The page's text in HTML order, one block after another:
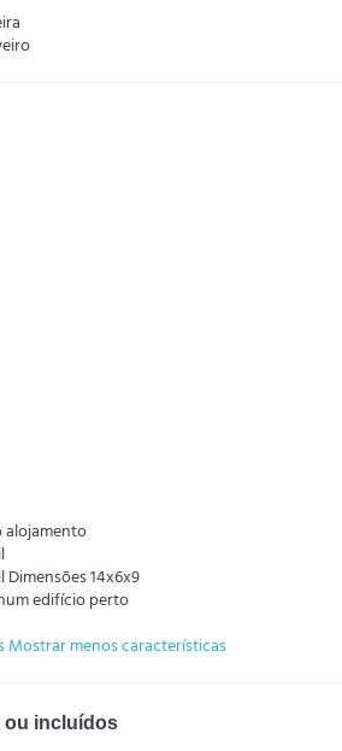
Dimensões 14x6x9
edifício perto
Mostrar menos características
incluídos